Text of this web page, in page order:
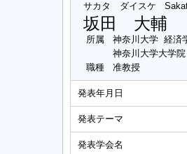
サカタ ダイスケ
坂田 大輔
所属
神奈川大学 経済
神奈川大学大学
職種
准教授
発表年月日
発表テーマ
発表学会名